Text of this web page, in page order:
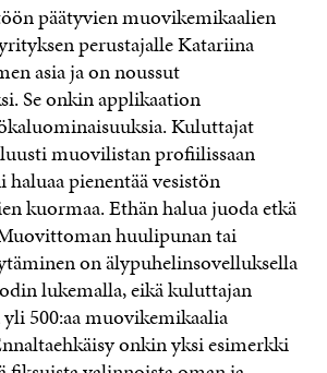
päätyvien muovikemikaalien
perustajalle Katariina
asia ja on noussut
Se onkin applikaation
Kuluttajat
muovilistan profiilissaan
pienentää vesistön
kuormaa. Ethän halua juoda etkä
huulipunan tai
on älypuhelinsovelluksella
lukemalla, eikä kuluttajan
500:aa muovikemikaalia
onkin yksi esimerkki